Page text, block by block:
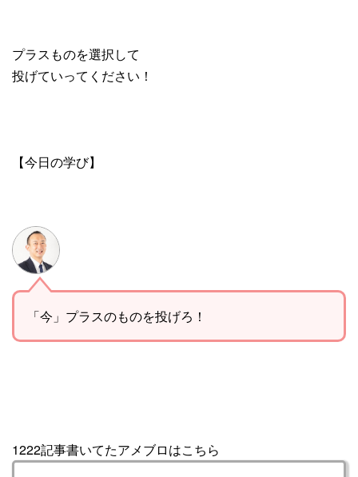
プラスものを選択して
投げていってください！
【今日の学び】
「今」プラスのものを投げろ！
1222記事書いてたアメブロはこちら